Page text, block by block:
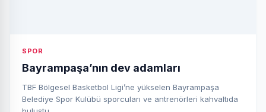
SPOR
Bayrampaşa’nın dev adamları
TBF Bölgesel Basketbol Ligi’ne yükselen Bayrampaşa
Belediye Spor Kulübü sporcuları ve antrenörleri kahvaltıda